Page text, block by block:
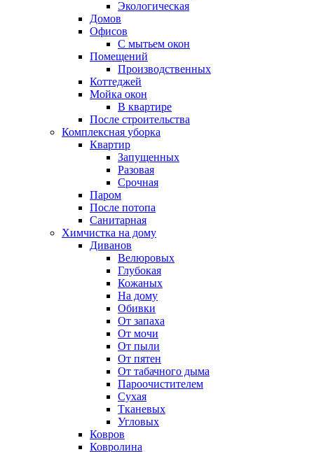
Экологическая
Домов
Офисов
С мытьем окон
Помещений
Производственных
Коттеджей
Мойка окон
В квартире
После строительства
Комплексная уборка
Квартир
Запущенных
Разовая
Срочная
Паром
После потопа
Санитарная
Химчистка на дому
Диванов
Велюровых
Глубокая
Кожаных
На дому
Обивки
От запаха
От мочи
От пыли
От пятен
От табачного дыма
Пароочистителем
Сухая
Тканевых
Угловых
Ковров
Ковролина